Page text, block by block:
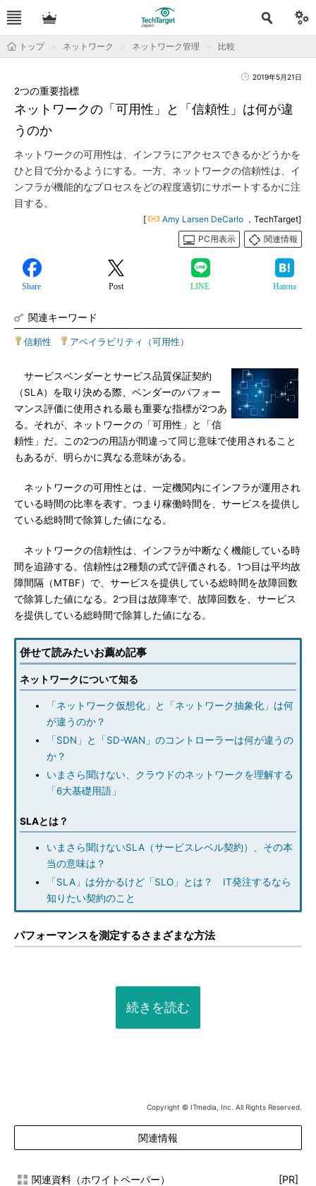
トップ ネットワーク ネットワーク管理 比較
2019年5月21日
ネットワークの「可用性」と「信頼性」は何が違
うのか
2つの重要指標
ネットワークの可用性は、インフラにアクセスできるかどうかを
ひと目で分かるようにする。一方、ネットワークの信頼性は、イ
ンフラが機能的なプロセスをどの程度適切にサポートするかに注
目する。
[ Amy Larsen DeCarlo ，TechTarget]
PC用表示
関連情報
Share Post LINE Hatena
関連キーワード
信頼性 アベイラビリティ（可用性）
サービスベンダーとサービス品質保証契約
（SLA）を取り決める際、ベンダーのパフォー
マンス評価に使用される最も重要な指標が2つあ
る。それが、ネットワークの「可用性」と「信
頼性」だ。この2つの用語が間違って同じ意味で使用されること
もあるが、明らかに異なる意味がある。
ネットワークの可用性とは、一定機関内にインフラが運用され
ている時間の比率を表す。つまり稼働時間を、サービスを提供し
ている総時間で除算した値になる。
ネットワークの信頼性は、インフラが中断なく機能している時
間を追跡する。信頼性は2種類の式で評価される。1つ目は平均故
障間隔（MTBF）で、サービスを提供している総時間を故障回数
で除算した値になる。2つ目は故障率で、故障回数を、サービス
を提供している総時間で除算した値になる。
併せて読みたいお薦め記事
ネットワークについて知る
「ネットワーク仮想化」と「ネットワーク抽象化」は何
が違うのか？
「SDN」と「SD-WAN」のコントローラーは何が違うの
か？
いまさら聞けない、クラウドのネットワークを理解する
「6大基礎用語」
SLAとは？
いまさら聞けないSLA（サービスレベル契約）、その本
当の意味は？
「SLA」は分かるけど「SLO」とは？ IT発注するなら
知りたい契約のこと
パフォーマンスを測定するさまざまな方法
続きを読む
Copyright © ITmedia, Inc. All Rights Reserved.
関連情報
関連資料（ホワイトペーパー） [PR]